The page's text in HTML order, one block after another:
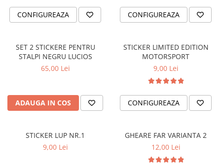
STICKERE PARBRIZ
STICKERE STALPI SI GEAM MIC
STICKERE PENTRU FIRME
STICKERE MARI
DAF
MERCEDES CAMIOANE
RENAULT CAMIOANE
TRICOURI IUBITORI DE PISICI
TRICOURI JDM
TRICOURI OFF ROAD/4X4
TRICOURI PENTRU SOFERI DE
TRICOURI PESCUIT/VANATOARE
TRICOURI SOFERI SI SOFERITE
CONFIGUREAZA CONFIGUREAZA
SET 2 STICKERE PENTRU
STALPI NEGRU LUCIOS
65,00 Lei
ADAUGA IN COS
STICKER LIMITED EDITION
MOTORSPORT
9,00 Lei
CONFIGUREAZA
STICKER LUP NR.1
9,00 Lei
GHEARE FAR VARIANTA 2
12,00 Lei